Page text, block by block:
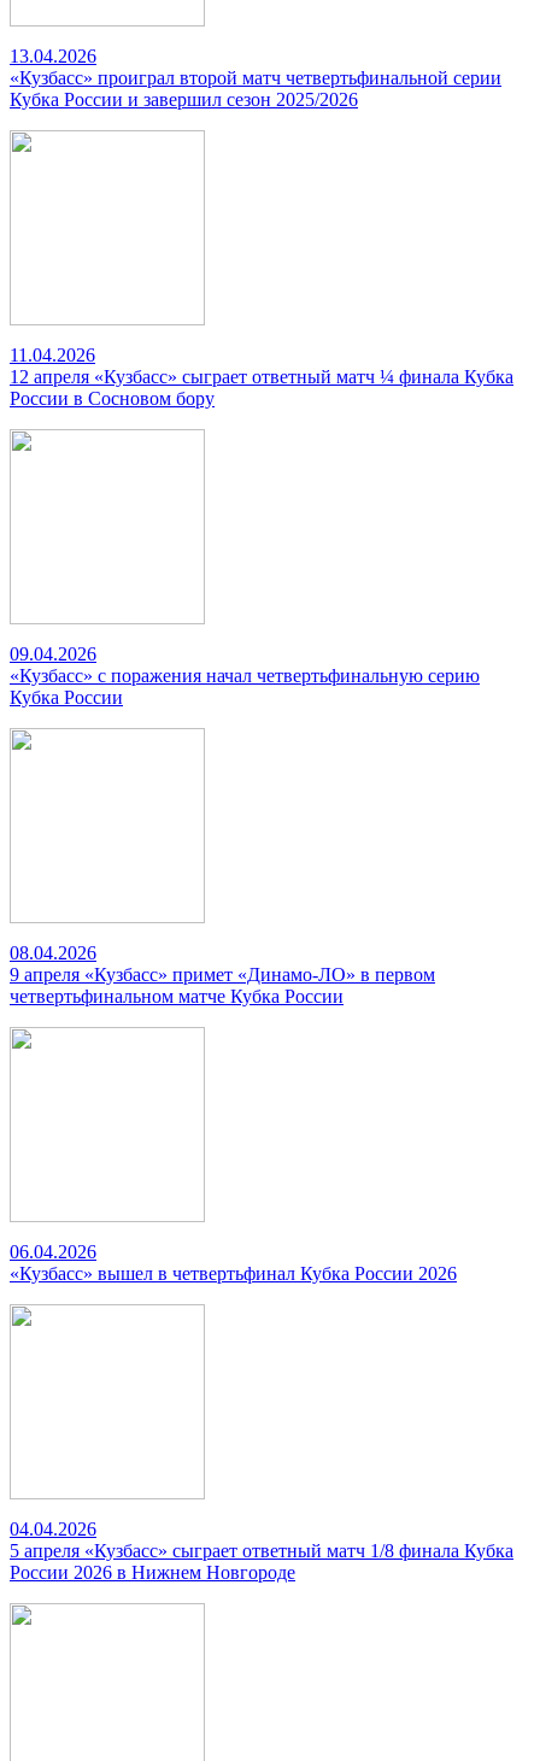
13.04.2026
«Кузбасс» проиграл второй матч четвертьфинальной серии
Кубка России и завершил сезон 2025/2026
11.04.2026
12 апреля «Кузбасс» сыграет ответный матч ¼ финала Кубка
России в Сосновом бору
09.04.2026
«Кузбасс» с поражения начал четвертьфинальную серию
Кубка России
08.04.2026
9 апреля «Кузбасс» примет «Динамо-ЛО» в первом
четвертьфинальном матче Кубка России
06.04.2026
«Кузбасс» вышел в четвертьфинал Кубка России 2026
04.04.2026
5 апреля «Кузбасс» сыграет ответный матч 1/8 финала Кубка
России 2026 в Нижнем Новгороде